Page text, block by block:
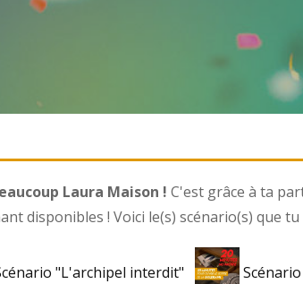
Laura Maison ! C'est grâce à ta
disponibles ! Voici le(s) scénario(s) que tu
"L'archipel interdit"